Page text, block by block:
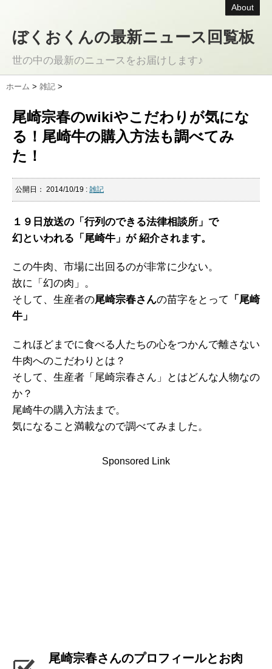
About
ぼくおくんの最新ニュース回覧板
世の中の最新のニュースをお届けします♪
ホーム > 雑記 >
尾崎宗春のwikiやこだわりが気にな
る！尾崎牛の購入方法も調べてみ
た！
公開日： 2014/10/19 : 雑記
１９日放送の「行列のできる法律相談所」で
幻といわれる「尾崎牛」が 紹介されます。
この牛肉、市場に出回るのが非常に少ない。
故に「幻の肉」。
そして、生産者の尾崎宗春さんの苗字をとって
「尾崎
牛」
これほどまでに食べる人たちの心をつかんで離さない
牛肉へのこだわりとは？
そして、生産者「尾崎宗春さん」とはどんな人物なの
か？
尾崎牛の購入方法まで。
気になること満載なので調べてみました。
Sponsored Link
尾崎宗春さんのプロフィールとお肉